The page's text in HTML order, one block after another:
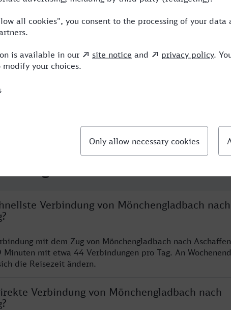
Verbindung von Mönchengladbach nach
mit dem Zug von Mönchengladbach nach
Minuten mit etwa 44 Verbindungen pro Tag. An
die Reisezeit ändern.
Verbindung von Mönchengladbach nach